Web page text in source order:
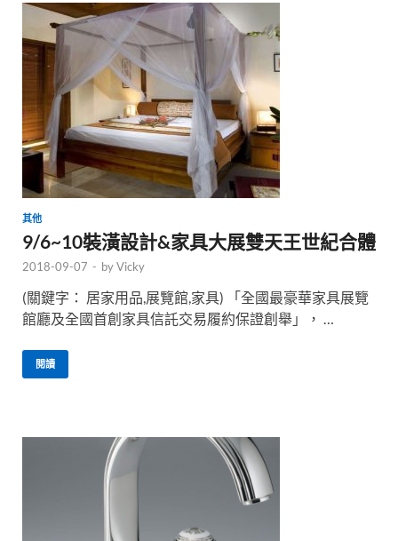
其他
9/6~10裝潢設計&家具大展雙天王世紀合體
2018-09-07 - byVicky
(關鍵字： 居家用品,展覽館,家具) 「全國最豪華家具展覽
館廳及全國首創家具信託交易履約保證創舉」， …
閱讀